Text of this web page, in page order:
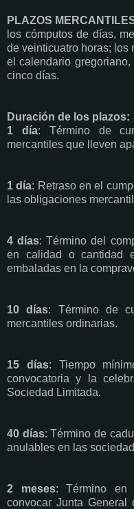
PLAZOS
los cómputos de días,
de veinticuatro horas; los
el calendario
cinco días.
Duración de los plazos:
1 día: Término de
mercantiles que lleven
1 día: Retraso en el
las obligaciones
4 días: Término del
en calidad o cantidad
embaladas en la
10 días: Término de
mercantiles ordinarias.
15 días: Tiempo
convocatoria y la
Sociedad Limitada.
40 días: Término de
anulables en las
2 meses: Término en
convocar Junta